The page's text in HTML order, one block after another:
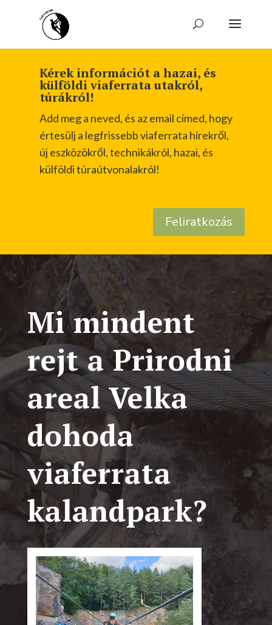
Kérek információt a hazai, és
külföldi viaferrata utakról,
túrákról!
Add meg a neved, és az email címed, hogy
értesülj a legfrissebb viaferrata hírekről,
új eszközökről, technikákról, hazai, és
külföldi túraútvonalakról!
Feliratkozás
Mi mindent
rejt a Prirodni
areal Velka
dohoda
viaferrata
kalandpark?